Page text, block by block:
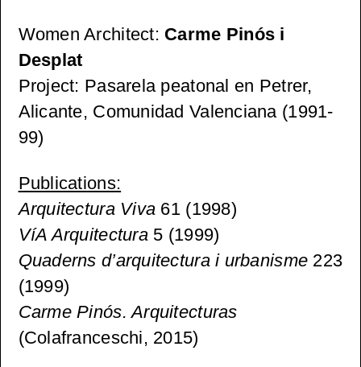
Women Architect: Carme Pinós i
Desplat
Project: Pasarela peatonal en Petrer,
Alicante, Comunidad Valenciana (1991-
99)
Publications:
Arquitectura Viva 61 (1998)
VíA Arquitectura 5 (1999)
Quaderns d’arquitectura i urbanisme 223
(1999)
Carme Pinós. Arquitecturas
(Colafranceschi, 2015)